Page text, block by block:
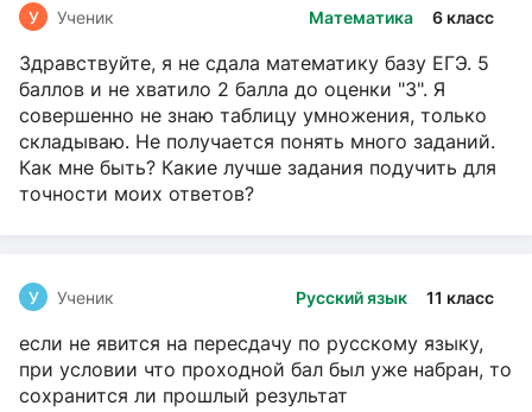
Математика 6 класс
У Ученик
Здравствуйте, я не сдала математику базу ЕГЭ. 5
баллов и не хватило 2 балла до оценки "3". Я
совершенно не знаю таблицу умножения, только
складываю. Не получается понять много заданий.
Как мне быть? Какие лучше задания подучить для
точности моих ответов?
Русский язык 11 класс
У Ученик
если не явится на пересдачу по русскому языку,
при условии что проходной бал был уже набран, то
сохранится ли прошлый результат